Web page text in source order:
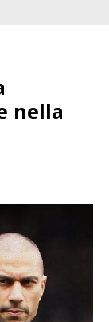
nella